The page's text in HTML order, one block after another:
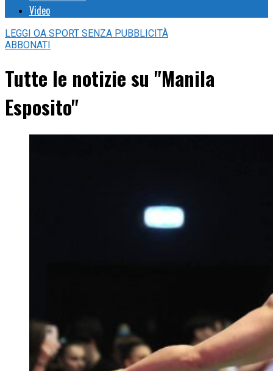
Video
LEGGI OA SPORT SENZA PUBBLICITÀ
ABBONATI
Tutte le notizie su "Manila
Esposito"